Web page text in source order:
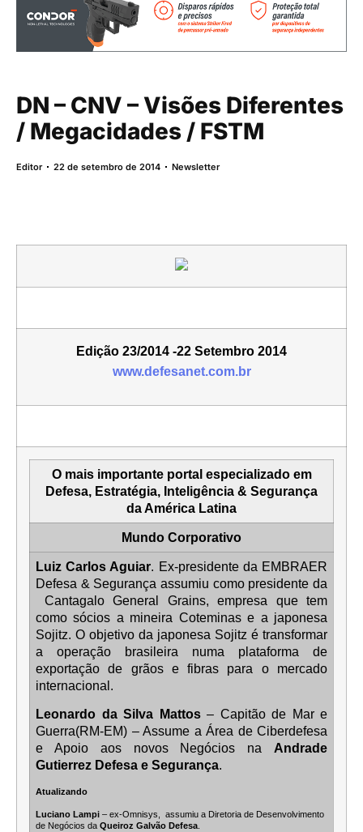
DN – CNV – Visões Diferentes
/ Megacidades / FSTM
Editor 22 de setembro de 2014 Newsletter
Edição 23/2014 -22 Setembro 2014
www.defesanet.com.br
O mais importante portal especializado em
Defesa, Estratégia, Inteligência & Segurança
da América Latina
Mundo Corporativo
Luiz Carlos Aguiar. Ex-presidente da EMBRAER
Defesa & Segurança assumiu como presidente da
Cantagalo General Grains, empresa que tem
como sócios a mineira Coteminas e a japonesa
Sojitz. O objetivo da japonesa Sojitz é transformar
a operação brasileira numa plataforma de
exportação de grãos e fibras para o mercado
internacional.
Leonardo da Silva Mattos– Capitão de Mar e
Guerra(RM-EM) – Assume a Área de Ciberdefesa
e Apoio aos novos Negócios na Andrade
Gutierrez Defesa e Segurança.
Atualizando
Luciano Lampi – ex-Omnisys, assumiu a Diretoria de Desenvolvimento
de Negócios da Queiroz Galvão Defesa